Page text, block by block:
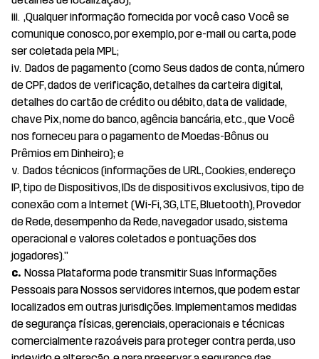
iii. ,Qualquer informação fornecida por você caso Você se
comunique conosco, por exemplo, por e-mail ou carta, pode
ser coletada pela MPL;
iv. Dados de pagamento (como Seus dados de conta, número
de CPF, dados de verificação, detalhes da carteira digital,
detalhes do cartão de crédito ou débito, data de validade,
chave Pix, nome do banco, agência bancária, etc., que Você
nos forneceu para o pagamento de Moedas-Bônus ou
Prêmios em Dinheiro); e
v. Dados técnicos (informações de URL, Cookies, endereço
IP, tipo de Dispositivos, IDs de dispositivos exclusivos, tipo de
conexão com a Internet (Wi-Fi, 3G, LTE, Bluetooth), Provedor
de Rede, desempenho da Rede, navegador usado, sistema
operacional e valores coletados e pontuações dos
jogadores)."
c. Nossa Plataforma pode transmitir Suas Informações
Pessoais para Nossos servidores internos, que podem estar
localizados em outras jurisdições. Implementamos medidas
de segurança físicas, gerenciais, operacionais e técnicas
comercialmente razoáveis para proteger contra perda, uso